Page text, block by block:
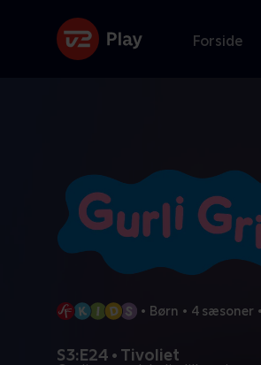
Forside
• Børn • 4 sæsoner •
S3:E24 • Tivoliet